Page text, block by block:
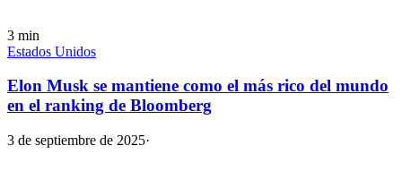
3 min
Estados Unidos
Elon Musk se mantiene como el más rico del mundo
en el ranking de Bloomberg
3 de septiembre de 2025·